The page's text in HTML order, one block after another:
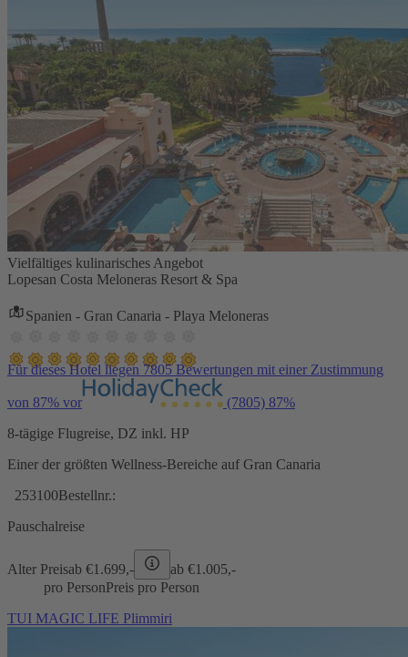
Vielfältiges kulinarisches Angebot
Lopesan Costa Meloneras Resort & Spa
Spanien - Gran Canaria - Playa Meloneras
Für dieses Hotel liegen 7805 Bewertungen mit einer Zustimmung
von 87% vor (7805) 87%
8-tägige Flugreise, DZ inkl. HP
Einer der größten Wellness-Bereiche auf Gran Canaria
253100Bestellnr.:
Pauschalreise
Alter Preisab €1.699,- ab €1.005,-
pro PersonPreis pro Person
TUI MAGIC LIFE Plimmiri